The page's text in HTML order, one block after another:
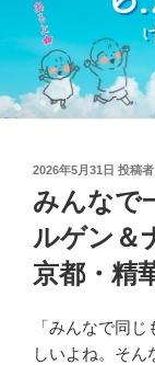
投
日:
2026年5月31日 投稿
みんなで
ルゲン＆
京都・精
「みんなで同
しいよね。そ